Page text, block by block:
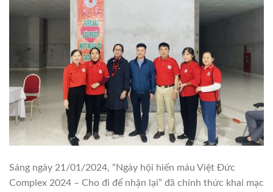
Sáng ngày 21/01/2024, “Ngày hội hiến máu Việt Đức
Complex 2024 – Cho đi để nhận lại” đã chính thức khai mạc